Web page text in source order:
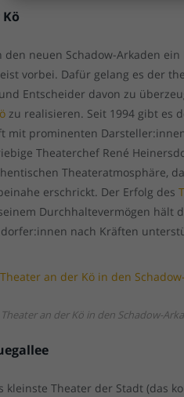
den neuen Schadow-Arkaden
vorbei. Dafür gelang es der
Entscheider davon zu
zu realisieren. Seit 1994 gibt es
mit prominenten
Theaterchef René
Theateratmosphäre,
erschrickt. Der Erfolg des
Durchhaltevermögen hält
nach Kräften
an der Kö in den Schadow-
kleinste Theater der Stadt (das